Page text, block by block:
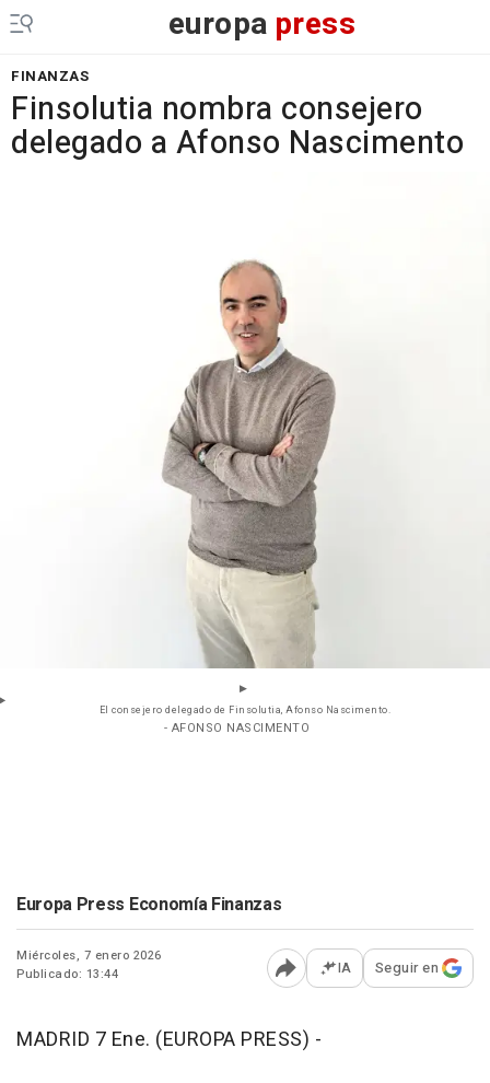
europa press
FINANZAS
Finsolutia nombra consejero
delegado a Afonso Nascimento
El consejero delegado de Finsolutia, Afonso Nascimento.
- AFONSO NASCIMENTO
Europa Press Economía Finanzas
Miércoles, 7 enero 2026
Publicado: 13:44
Abrir opciones para
IA Seguir en
MADRID 7 Ene. (EUROPA PRESS) -